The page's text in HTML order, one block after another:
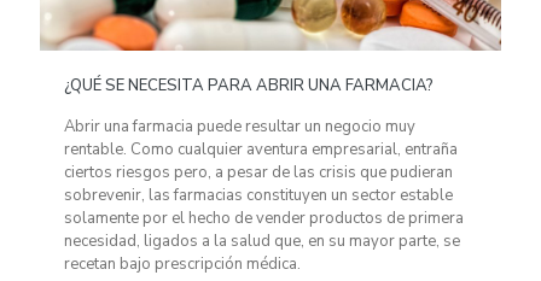
¿QUÉ SE NECESITA PARA ABRIR UNA FARMACIA?
Abrir una farmacia puede resultar un negocio muy
rentable. Como cualquier aventura empresarial, entraña
ciertos riesgos pero, a pesar de las crisis que pudieran
sobrevenir, las farmacias constituyen un sector estable
solamente por el hecho de vender productos de primera
necesidad, ligados a la salud que, en su mayor parte, se
recetan bajo prescripción médica.